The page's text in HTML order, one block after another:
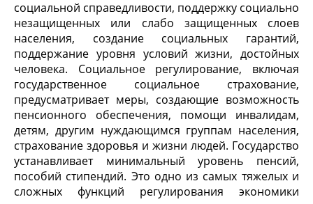
социальной справедливости, поддержку социально
незащищенных или слабо защищенных слоев
населения, создание социальных гарантий,
поддержание уровня условий жизни, достойных
человека. Социальное регулирование, включая
государственное социальное страхование,
предусматривает меры, создающие возможность
пенсионного обеспечения, помощи инвалидам,
детям, другим нуждающимся группам населения,
страхование здоровья и жизни людей. Государство
устанавливает минимальный уровень пенсий,
пособий стипендий. Это одно из самых тяжелых и
сложных функций регулирования экономики